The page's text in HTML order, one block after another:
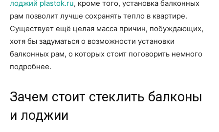
лоджий plastok.ru, кроме того, установка балконных
рам позволит лучше сохранять тепло в квартире.
Существует ещё целая масса причин, побуждающих,
хотя бы задуматься о возможности установки
балконных рам, о которых стоит поговорить немного
подробнее.
Зачем стоит стеклить балконы
и лоджии